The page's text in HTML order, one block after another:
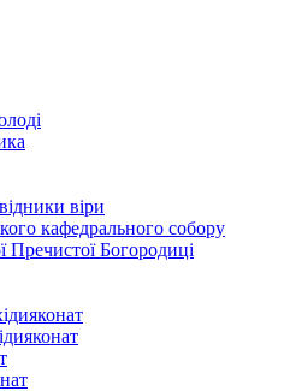
віри
кафедрального собору
Пречистої Богородиці